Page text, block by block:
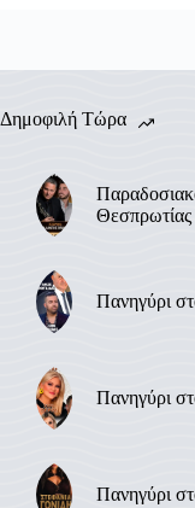
Δημοφιλή Τώρα
Θεσπρωτίας
Πανηγύρι
Πανηγύρι
Πανηγύρι